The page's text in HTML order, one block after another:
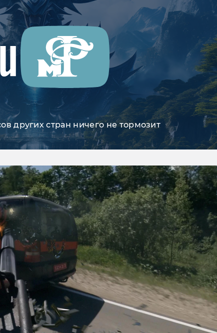
других стран ничего не тормозит